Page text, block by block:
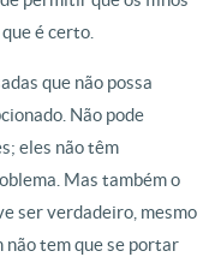
é certo.
que não possa
Não pode
eles não têm
Mas também o
ser verdadeiro, mesmo
não tem que se portar